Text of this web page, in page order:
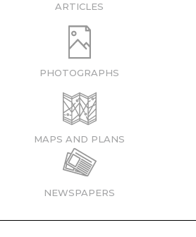
ARTICLES
PHOTOGRAPHS
MAPS AND PLANS
NEWSPAPERS